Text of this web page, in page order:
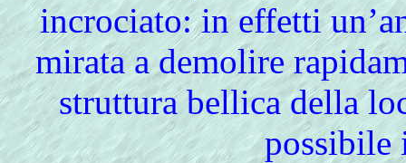
incrociato: in effetti
mirata a demolire
struttura bellica della